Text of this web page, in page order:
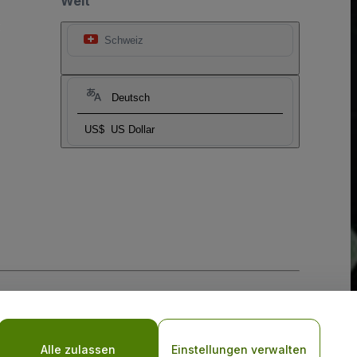
Schweiz
Deutsch
US$ US Dollar
RichtlinieundDatenschutzrichtlinie für Mobilanwendungen
Alle zulassen Einstellungen verwalten